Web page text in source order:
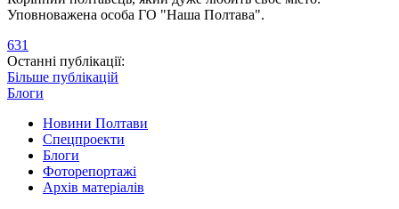
Уповноважена особа ГО "Наша Полтава".
631
Останні публікації:
Більше публікацій
Блоги
Новини Полтави
Спецпроекти
Блоги
Фоторепортажі
Архів матеріалів